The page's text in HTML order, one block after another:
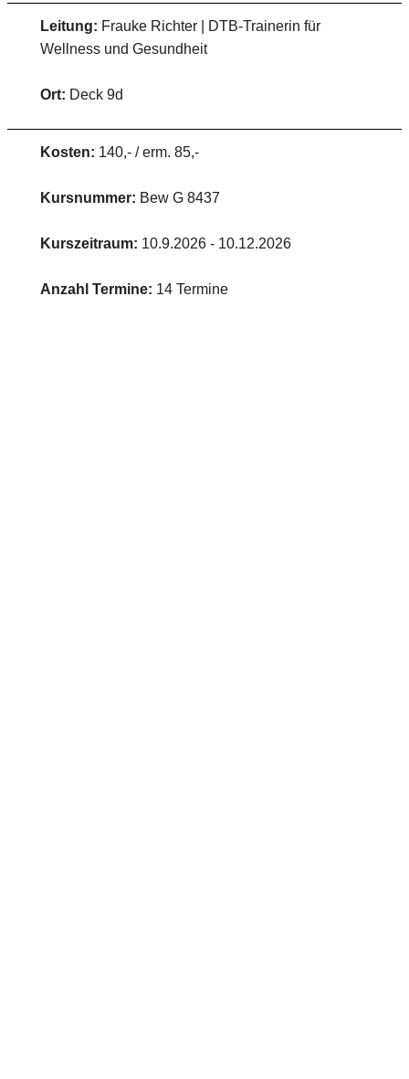
Leitung: Frauke Richter | DTB-Trainerin für
Wellness und Gesundheit
Ort: Deck 9d
Kosten: 140,- / erm. 85,-
Kursnummer: Bew G 8437
Kurszeitraum: 10.9.2026 - 10.12.2026
Anzahl Termine: 14 Termine